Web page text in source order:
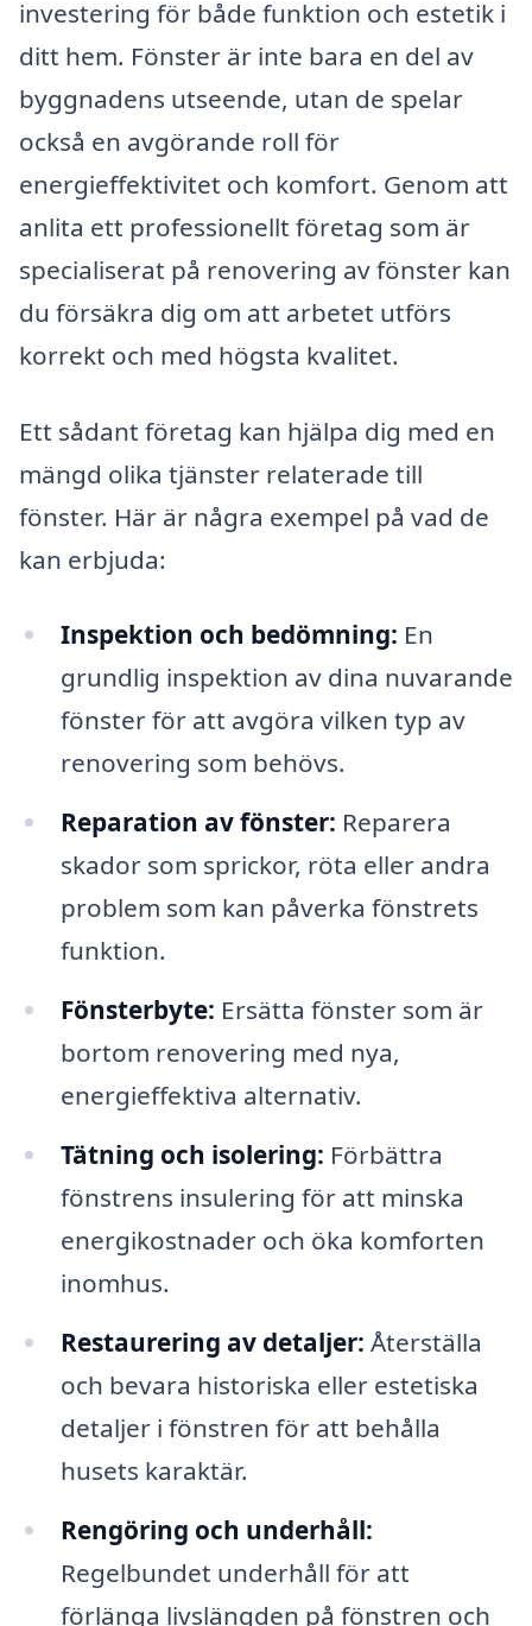
investering för både funktion och estetik i
ditt hem. Fönster är inte bara en del av
byggnadens utseende, utan de spelar
också en avgörande roll för
energieffektivitet och komfort. Genom att
anlita ett professionellt företag som är
specialiserat på renovering av fönster kan
du försäkra dig om att arbetet utförs
korrekt och med högsta kvalitet.
Ett sådant företag kan hjälpa dig med en
mängd olika tjänster relaterade till
fönster. Här är några exempel på vad de
kan erbjuda:
Inspektion och bedömning: En
grundlig inspektion av dina nuvarande
fönster för att avgöra vilken typ av
renovering som behövs.
Reparation av fönster: Reparera
skador som sprickor, röta eller andra
problem som kan påverka fönstrets
funktion.
Fönsterbyte: Ersätta fönster som är
bortom renovering med nya,
energieffektiva alternativ.
Tätning och isolering: Förbättra
fönstrens insulering för att minska
energikostnader och öka komforten
inomhus.
Restaurering av detaljer: Återställa
och bevara historiska eller estetiska
detaljer i fönstren för att behålla
husets karaktär.
Rengöring och underhåll:
Regelbundet underhåll för att
förlänga livslängden på fönstren och